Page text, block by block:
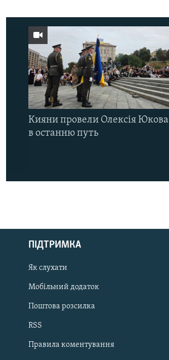
РУС
ДОЛУЧАЙСЯ!
Кияни провели Олексія Юкова
в останню путь
ПІДТРИМКА
Як слухати
Мобільний додаток
Поштова розсилка
RSS
Правила коментування